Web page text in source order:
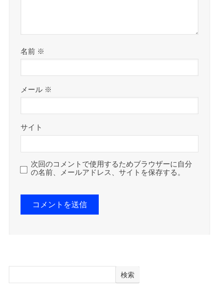
名前 ※
メール ※
サイト
次回のコメントで使用するためブラウザーに自分
の名前、メールアドレス、サイトを保存する。
検索